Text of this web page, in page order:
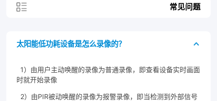
智能制造
联系我们
常见问题
太阳能低功耗设备是怎么录像的？
1）由用户主动唤醒的录像为普通录像，即查看设备实时画面
时就开始录像
2）由PIR被动唤醒的录像为报警录像，即当检测到外部信号